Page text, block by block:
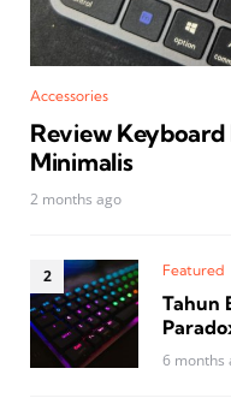
Accessories
Review Keyboard
Minimalis
2 months ago
Featured
Tahun
6 months